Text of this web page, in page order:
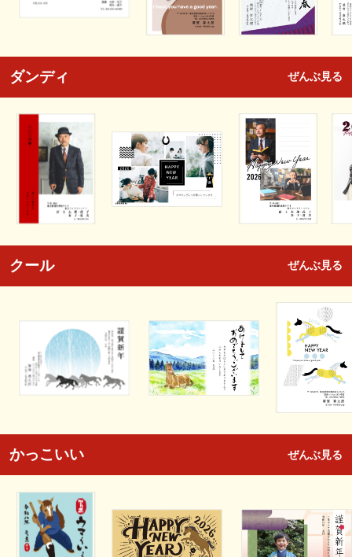
ダンディ ぜんぶ見る
クール ぜんぶ見る
かっこいい ぜんぶ見る